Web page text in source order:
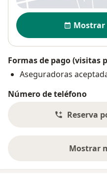
Disponibilidad
Mostrar
Formas de pago (visitas
Aseguradoras
Número de teléfono
Reserva
Mostrar